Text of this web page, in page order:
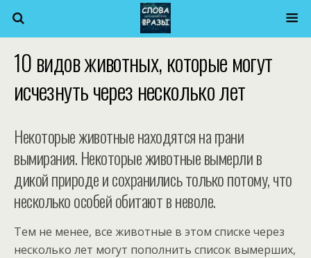
10 видов животных, которые могут
исчезнуть через несколько лет
Некоторые животные находятся на грани
вымирания. Некоторые животные вымерли в
дикой природе и сохранились только потому, что
несколько особей обитают в неволе.
Тем не менее, все животные в этом списке через
несколько лет могут пополнить список вымерших,